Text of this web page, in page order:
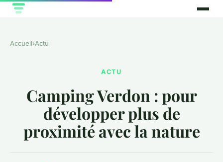
Accueil›Actu
ACTU
Camping Verdon : pour
développer plus de
proximité avec la nature